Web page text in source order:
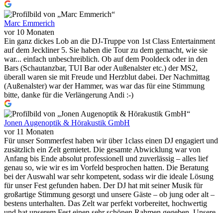
Marc Emmerich
vor 10 Monaten
Ein ganz dickes Lob an die DJ-Truppe von 1st Class Entertainment
auf dem Jeckliner 5. Sie haben die Tour zu dem gemacht, wie sie
war... einfach unbeschreiblich. Ob auf dem Pooldeck oder in den
Bars (Schautanzbar, TUI Bar oder Außenalster etc.) der MS2,
überall waren sie mit Freude und Herzblut dabei. Der Nachmittag
(Außenalster) war der Hammer, was war das für eine Stimmung
bitte, danke für die Verlängerung Andi :-)
Jonen Augenoptik & Hörakustik GmbH
vor 11 Monaten
Für unser Sommerfest haben wir über 1class einen DJ engagiert und
zusätzlich ein Zelt gemietet. Die gesamte Abwicklung war von
Anfang bis Ende absolut professionell und zuverlässig – alles lief
genau so, wie wir es im Vorfeld besprochen hatten. Die Beratung
bei der Auswahl war sehr kompetent, sodass wir die ideale Lösung
für unser Fest gefunden haben. Der DJ hat mit seiner Musik für
großartige Stimmung gesorgt und unsere Gäste – ob jung oder alt –
bestens unterhalten. Das Zelt war perfekt vorbereitet, hochwertig